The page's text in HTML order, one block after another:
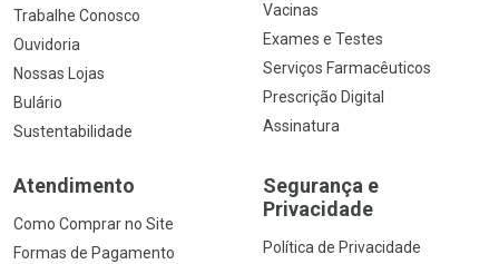
Trabalhe Conosco
Ouvidoria
Nossas Lojas
Bulário
Sustentabilidade
Vacinas
Exames e Testes
Serviços Farmacêuticos
Prescrição Digital
Assinatura
Atendimento
Como Comprar no Site
Formas de Pagamento
Segurança e
Privacidade
Política de Privacidade